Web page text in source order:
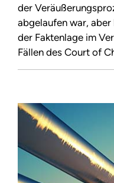
der
abgelaufen war,
der Faktenlage im
Fällen des Court of